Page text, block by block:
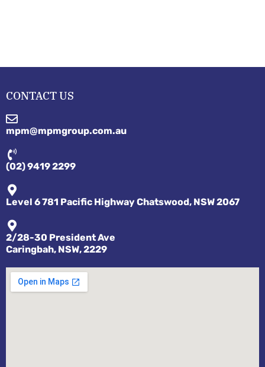
CONTACT US
mpm@mpmgroup.com.au
(02) 9419 2299
Level 6 781 Pacific Highway Chatswood, NSW 2067
2/28-30 President Ave
Caringbah, NSW, 2229